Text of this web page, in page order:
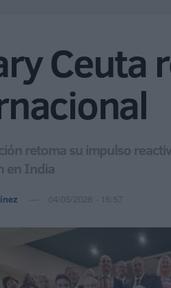
Ceuta
retoma su impulso
en India
04/05/2026 - 16:57